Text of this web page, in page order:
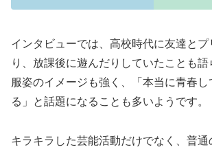
インタビューでは、高校時代に友達とプ
り、放課後に遊んだりしていたことも語
服姿のイメージも強く、「本当に青春
る」と話題になることも多いようです。
キラキラした芸能活動だけでなく、普